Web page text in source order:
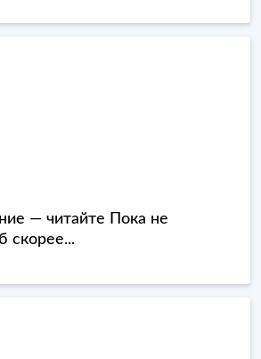
— читайте Пока не
скорее...